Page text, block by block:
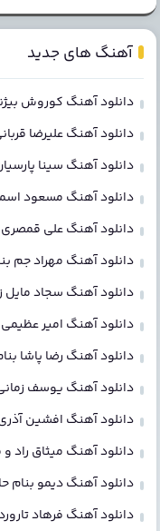
آهنگ های جدید
دانلود آهنگ کوروش
دانلود آهنگ علیرضا
دانلود آهنگ سینا
دانلود آهنگ مسعود
دانلود آهنگ علی قمصری
دانلود آهنگ مهراد جم
دانلود آهنگ سجاد مایل
دانلود آهنگ امیر عظیمی
دانلود آهنگ رضا پاشا
دانلود آهنگ یوسف
دانلود آهنگ افشین
دانلود آهنگ میثاق راد
دانلود آهنگ دیمو
دانلود آهنگ فرهاد